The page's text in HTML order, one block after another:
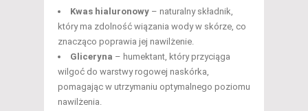
Kwas hialuronowy – naturalny składnik,
który ma zdolność wiązania wody w skórze, co
znacząco poprawia jej nawilżenie.
Gliceryna – humektant, który przyciąga
wilgoć do warstwy rogowej naskórka,
pomagając w utrzymaniu optymalnego poziomu
nawilżenia.